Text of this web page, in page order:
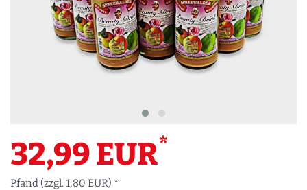
32,99 EUR*
Pfand (zzgl. 1,80 EUR) *